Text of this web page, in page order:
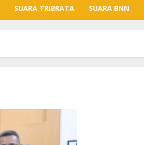
SUARA TRIBRATA SUARA BNN